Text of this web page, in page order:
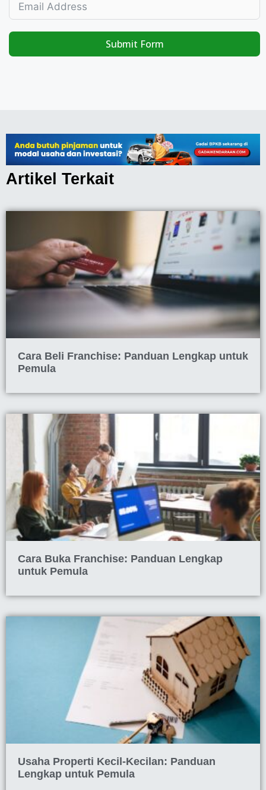
Submit Form
Artikel Terkait
Cara Beli Franchise: Panduan Lengkap untuk
Pemula
Cara Buka Franchise: Panduan Lengkap
untuk Pemula
Usaha Properti Kecil-Kecilan: Panduan
Lengkap untuk Pemula